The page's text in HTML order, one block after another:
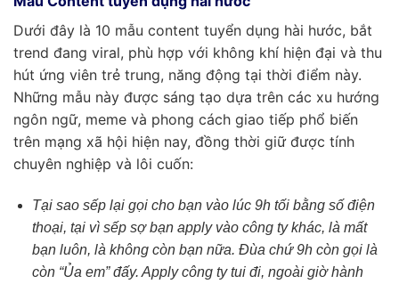
Dưới đây là 10 mẫu content tuyển dụng hài hước, bắt
trend đang viral, phù hợp với không khí hiện đại và thu
hút ứng viên trẻ trung, năng động tại thời điểm này.
Những mẫu này được sáng tạo dựa trên các xu hướng
ngôn ngữ, meme và phong cách giao tiếp phổ biến
trên mạng xã hội hiện nay, đồng thời giữ được tính
chuyên nghiệp và lôi cuốn:
Tại sao sếp lại gọi cho bạn vào lúc 9h tối bằng số điện
thoại, tại vì sếp sợ bạn apply vào công ty khác, là mất
bạn luôn, là không còn bạn nữa. Đùa chứ 9h còn gọi là
còn “Ủa em” đấy. Apply công ty tui đi, ngoài giờ hành